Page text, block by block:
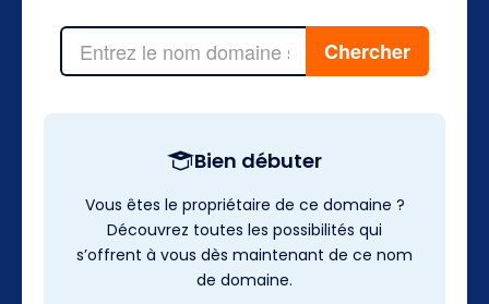
Bien débuter
Vous êtes le propriétaire de ce domaine ?
Découvrez toutes les possibilités qui
s’offrent à vous dès maintenant de ce nom
de domaine.